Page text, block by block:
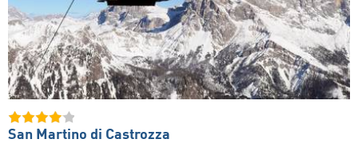
San Martino di Castrozza